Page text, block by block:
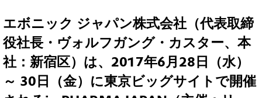
エボニック ジャパン株式会社（代表取締
役社長・ヴォルフガング・カスター、本
社：新宿区）は、2017年6月28日（水）
～ 30日（金）に東京ビッグサイトで開催